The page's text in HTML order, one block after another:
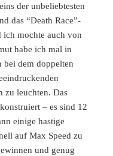
der unbeliebtesten
das “Death Race”-
mochte auch von
habe ich mal in
bei dem doppelten
zu leuchten. Das
– es sind 12
einige hastige
auf Max Speed zu
und genug